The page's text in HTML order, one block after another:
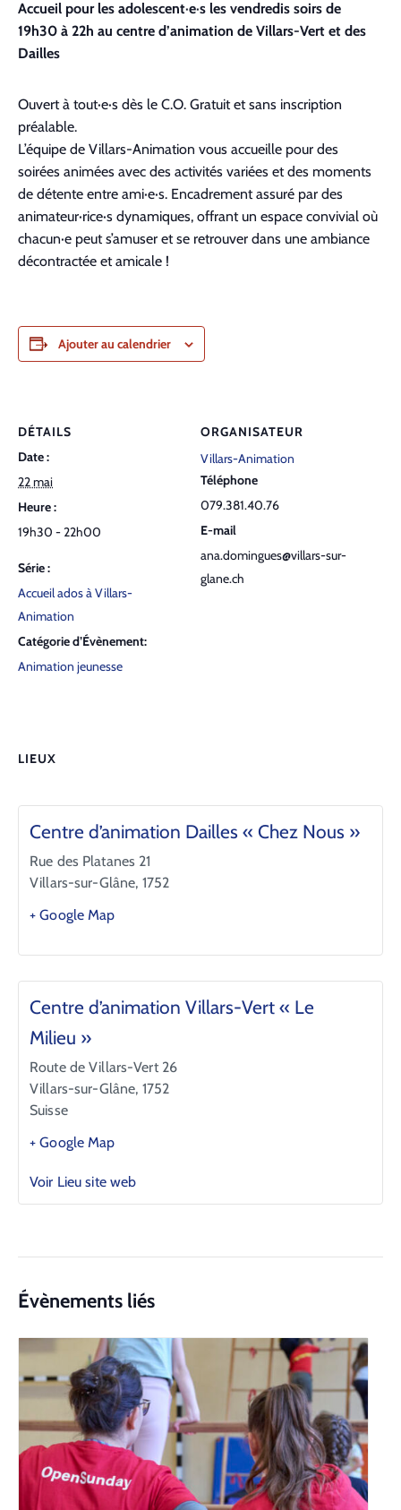
Accueil pour les adolescent·e·s les vendredis soirs de
19h30 à 22h au centre d’animation de Villars-Vert et des
Dailles
Ouvert à tout·e·s dès le C.O. Gratuit et sans inscription
préalable.
L’équipe de Villars-Animation vous accueille pour des
soirées animées avec des activités variées et des moments
de détente entre ami·e·s. Encadrement assuré par des
animateur·rice·s dynamiques, offrant un espace convivial où
chacun·e peut s’amuser et se retrouver dans une ambiance
décontractée et amicale !
Ajouter au calendrier
DÉTAILS
Date :
22 mai
Heure :
19h30 - 22h00
Série :
Accueil ados à Villars-
Animation
Catégorie d’Évènement:
Animation jeunesse
ORGANISATEUR
Villars-Animation
Téléphone
079.381.40.76
E-mail
ana.domingues@villars-sur-
glane.ch
LIEUX
Centre d’animation Dailles « Chez Nous »
Rue des Platanes 21
Villars-sur-Glâne, 1752
+ Google Map
Centre d’animation Villars-Vert « Le
Milieu »
Route de Villars-Vert 26
Villars-sur-Glâne, 1752
Suisse
+ Google Map
Voir Lieu site web
Évènements liés